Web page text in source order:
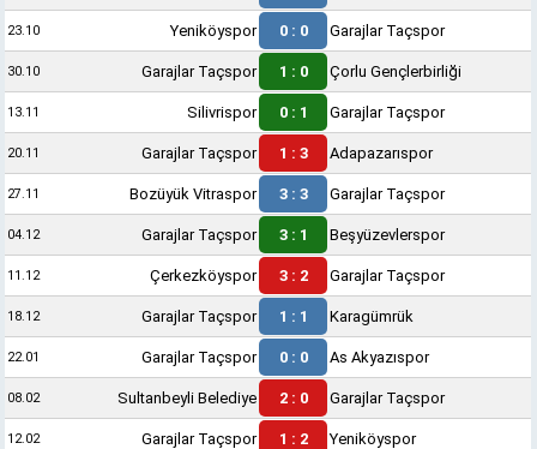
23.10 Yeniköyspor 0 : 0 Garajlar Taçspor
30.10 Garajlar Taçspor 1 : 0 Çorlu Gençlerbirliği
13.11 Silivrispor 0 : 1 Garajlar Taçspor
20.11 Garajlar Taçspor 1 : 3 Adapazarıspor
27.11 Bozüyük Vitraspor 3 : 3 Garajlar Taçspor
04.12 Garajlar Taçspor 3 : 1 Beşyüzevlerspor
11.12 Çerkezköyspor 3 : 2 Garajlar Taçspor
18.12 Garajlar Taçspor 1 : 1 Karagümrük
22.01 Garajlar Taçspor 0 : 0 As Akyazıspor
08.02 Sultanbeyli Belediye 2 : 0 Garajlar Taçspor
12.02 Garajlar Taçspor 1 : 2 Yeniköyspor